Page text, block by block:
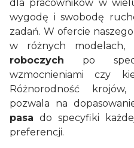
dla pracowników w
wygodę i swobodę
zadań. W ofercie
w różnych modelach,
roboczych po
wzmocnieniami czy
Różnorodność
pozwala na
pasa do specyfiki
preferencji.